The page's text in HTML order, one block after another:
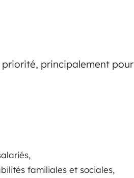
priorité, principalement pour
familiales et sociales,